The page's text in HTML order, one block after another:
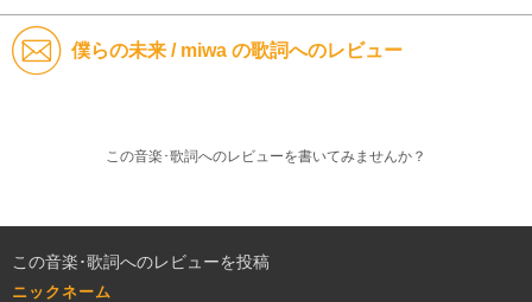
僕らの未来 / miwa の歌詞へのレビュー
この音楽･歌詞へのレビューを書いてみませんか？
この音楽･歌詞へのレビューを投稿
ニックネーム